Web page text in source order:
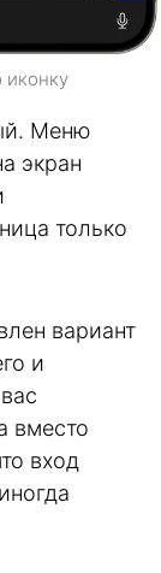
иконку
Меню
экран
только
вариант
и
вместо
вход